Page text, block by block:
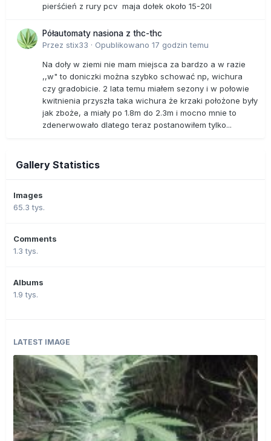
pierśćień z rury pcv maja dołek około 15-20l
Półautomaty nasiona z thc-thc
Przez stix33 · Opublikowano 17 godzin temu
Na doły w ziemi nie mam miejsca za bardzo a w razie
,,w" to doniczki można szybko schować np, wichura
czy gradobicie. 2 lata temu miałem sezony i w połowie
kwitnienia przyszła taka wichura że krzaki położone były
jak zboże, a miały po 1.8m do 2.3m i mocno mnie to
zdenerwowało dlatego teraz postanowiłem tylko...
Gallery Statistics
Images
65.3 tys.
Comments
1.3 tys.
Albums
1.9 tys.
LATEST IMAGE